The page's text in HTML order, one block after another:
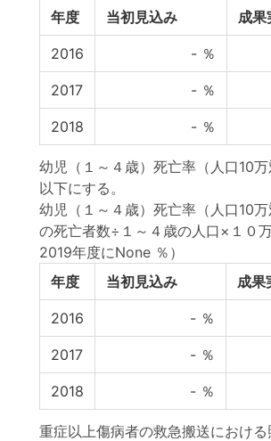
年度 当初見込み 成果
2016 - ％
2017 - ％
2018 - ％
幼児（１～４歳）死亡率（人口10
以下にする。
幼児（１～４歳）死亡率（人口10
の死亡者数÷１～４歳の人口×１０
2019年度にNone ％）
年度
当初見込み 成果
2016 - ％
2017 - ％
2018 - ％
重症以上傷病者の救急搬送における